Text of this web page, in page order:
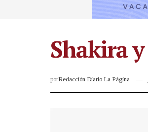
Shakira
porRedacción Diario La Página